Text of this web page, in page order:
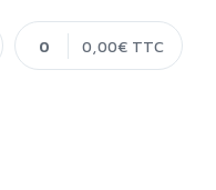
0 0,00€ TTC